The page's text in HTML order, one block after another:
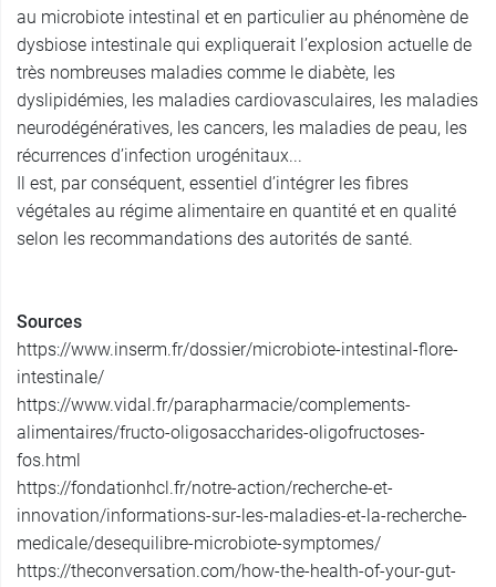
au microbiote intestinal et en particulier au phénomène de
dysbiose intestinale qui expliquerait l’explosion actuelle de
très nombreuses maladies comme le diabète, les
dyslipidémies, les maladies cardiovasculaires, les maladies
neurodégénératives, les cancers, les maladies de peau, les
récurrences d’infection urogénitaux...
Il est, par conséquent, essentiel d’intégrer les fibres
végétales au régime alimentaire en quantité et en qualité
selon les recommandations des autorités de santé.
Sources
https://www.inserm.fr/dossier/microbiote-intestinal-flore-
intestinale/
https://www.vidal.fr/parapharmacie/complements-
alimentaires/fructo-oligosaccharides-oligofructoses-
fos.html
https://fondationhcl.fr/notre-action/recherche-et-
innovation/informations-sur-les-maladies-et-la-recherche-
medicale/desequilibre-microbiote-symptomes/
https://theconversation.com/how-the-health-of-your-gut-